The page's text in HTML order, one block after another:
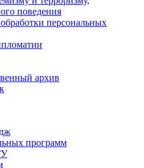
поведения
персональных
архив
программ